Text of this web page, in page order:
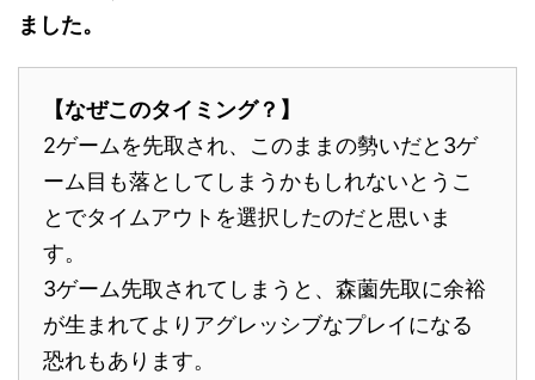
ました。
【なぜこのタイミング？】
2ゲームを先取され、このままの勢いだと3ゲ
ーム目も落としてしまうかもしれないとうこ
とでタイムアウトを選択したのだと思いま
す。
3ゲーム先取されてしまうと、森薗先取に余裕
が生まれてよりアグレッシブなプレイになる
恐れもあります。